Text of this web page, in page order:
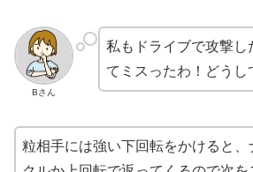
Bさん
私もドライブで攻撃し
てミスったわ！どうし
粒相手には強い下回転をかけると、